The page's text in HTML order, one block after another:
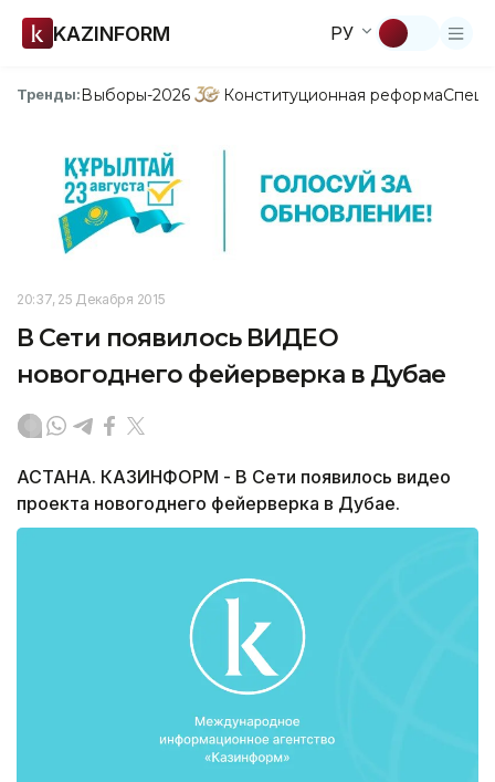
KAZINFORM РУ
Тренды:Выборы-2026 Конституционная реформа
20:37, 25 Декабря 2015
В Сети появилось ВИДЕО
новогоднего фейерверка в Дубае
АСТАНА. КАЗИНФОРМ - В Сети появилось видео
проекта новогоднего фейерверка в Дубае.